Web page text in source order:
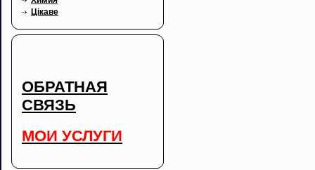
Цікаве
ОБРАТНАЯ
СВЯЗЬ
МОИ УСЛУГИ